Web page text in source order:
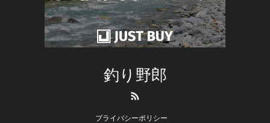
釣り野郎
プライバシーポリシー